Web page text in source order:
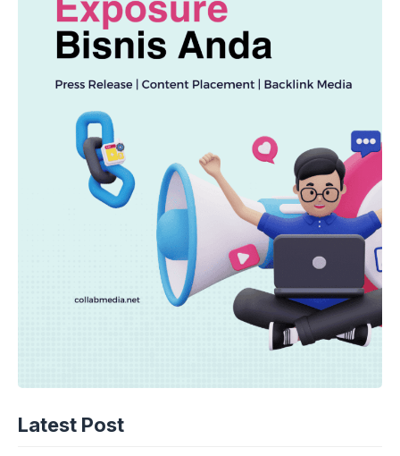
Latest Post